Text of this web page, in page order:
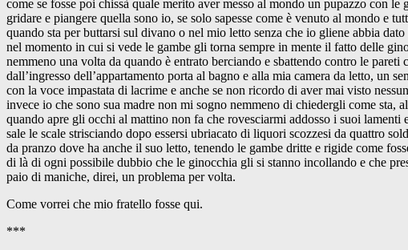
come se fosse poi chissà quale merito aver messo al mondo un pupazzo con
gridare e piangere quella sono io, se solo sapesse come è venuto al mondo e
quando sta per buttarsi sul divano o nel mio letto senza che io gliene abbia
nel momento in cui si vede le gambe gli torna sempre in mente il fatto delle
nemmeno una volta da quando è entrato berciando e sbattendo contro le
dall’ingresso dell’appartamento porta al bagno e alla mia camera da letto, un
con la voce impastata di lacrime e anche se non ricordo di aver mai visto
invece io che sono sua madre non mi sogno nemmeno di chiedergli come sta,
quando apre gli occhi al mattino non fa che rovesciarmi addosso i suoi
sale le scale strisciando dopo essersi ubriacato di liquori scozzesi da quattro
da pranzo dove ha anche il suo letto, tenendo le gambe dritte e rigide come
di là di ogni possibile dubbio che le ginocchia gli si stanno incollando e che
paio di maniche, direi, un problema per volta.
Come vorrei che mio fratello fosse qui.
***